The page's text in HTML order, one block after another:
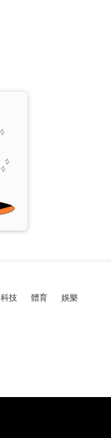
科技 體育 娛樂